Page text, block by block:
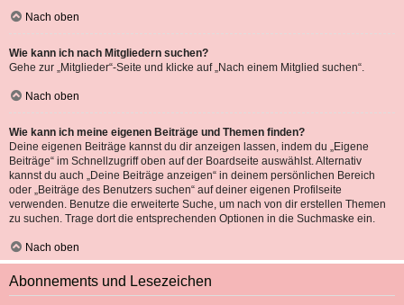
Nach oben
Wie kann ich nach Mitgliedern suchen?
Gehe zur „Mitglieder“-Seite und klicke auf „Nach einem Mitglied suchen“.
Nach oben
Wie kann ich meine eigenen Beiträge und Themen finden?
Deine eigenen Beiträge kannst du dir anzeigen lassen, indem du „Eigene
Beiträge“ im Schnellzugriff oben auf der Boardseite auswählst. Alternativ
kannst du auch „Deine Beiträge anzeigen“ in deinem persönlichen Bereich
oder „Beiträge des Benutzers suchen“ auf deiner eigenen Profilseite
verwenden. Benutze die erweiterte Suche, um nach von dir erstellen Themen
zu suchen. Trage dort die entsprechenden Optionen in die Suchmaske ein.
Nach oben
Abonnements und Lesezeichen